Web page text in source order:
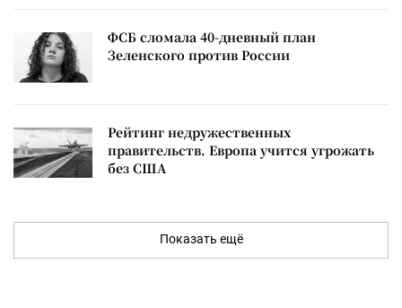
ФСБ сломала 40-дневный план
Зеленского против России
Рейтинг недружественных
правительств. Европа учится угрожать
без США
Показать ещё